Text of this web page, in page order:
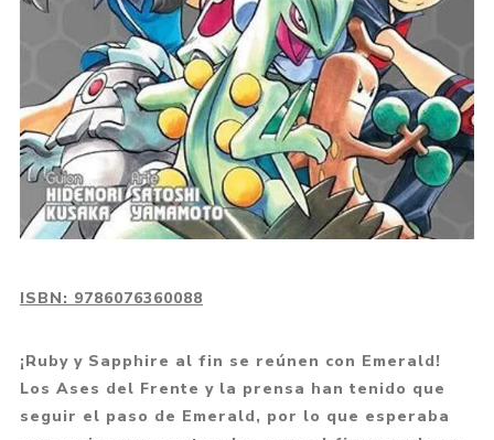
ISBN: 9786076360088
¡Ruby y Sapphire al fin se reúnen con Emerald!
Los Ases del Frente y la prensa han tenido que
seguir el paso de Emerald, por lo que esperaba